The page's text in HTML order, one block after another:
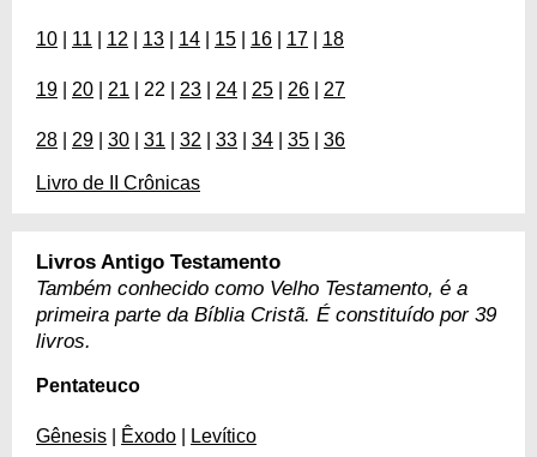
10 11 12 13 14 15 16 17 18
19 20 21 | 22 | 23 24 25 26 27
28 29 30 31 32 33 34 35 36
Livro de II Crônicas
Livros Antigo Testamento
Também conhecido como Velho Testamento, é a
primeira parte da Bíblia Cristã. É constituído por 39
livros.
Pentateuco
Gênesis Êxodo Levítico